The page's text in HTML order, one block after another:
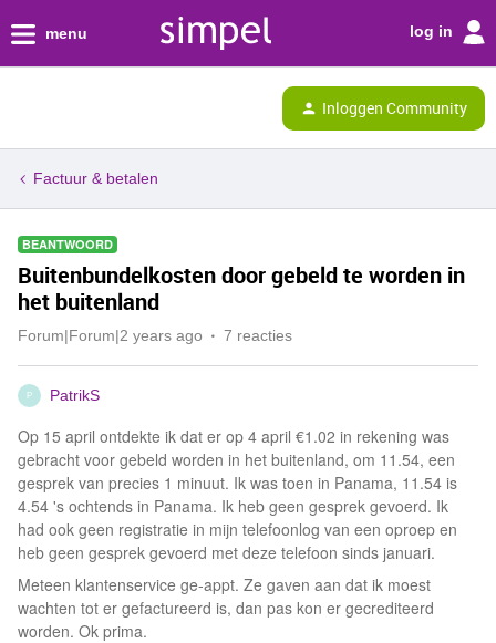
menu log in
Inloggen Community
Factuur & betalen
BEANTWOORD
Buitenbundelkosten door gebeld te worden in
het buitenland
Forum|Forum|2 years ago 7 reacties
P PatrikS
Op 15 april ontdekte ik dat er op 4 april €1.02 in rekening was
gebracht voor gebeld worden in het buitenland, om 11.54, een
gesprek van precies 1 minuut. Ik was toen in Panama, 11.54 is
4.54 's ochtends in Panama. Ik heb geen gesprek gevoerd. Ik
had ook geen registratie in mijn telefoonlog van een oproep en
heb geen gesprek gevoerd met deze telefoon sinds januari.
Meteen klantenservice ge-appt. Ze gaven aan dat ik moest
wachten tot er gefactureerd is, dan pas kon er gecrediteerd
worden. Ok prima.